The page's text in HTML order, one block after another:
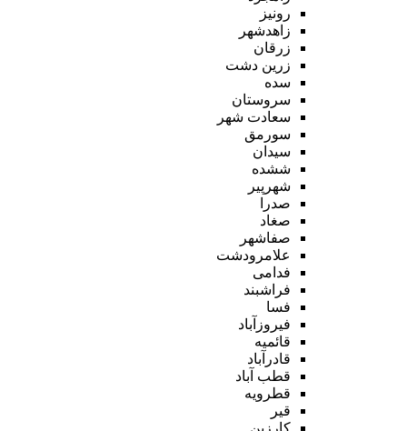
رونیز
زاهدشهر
زرقان
زرین دشت
سده
سروستان
سعادت شهر
سورمق
سیدان
ششده
شهرپیر
صدرا
صغاد
صفاشهر
علامرودشت
فدامی
فراشبند
فسا
فیروزآباد
قائمیه
قادرآباد
قطب آباد
قطرویه
قیر
کارزین